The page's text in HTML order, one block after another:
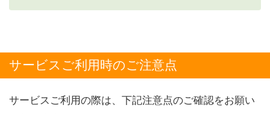
サービスご利用時のご注意点
サービスご利用の際は、下記注意点のご確認をお願い